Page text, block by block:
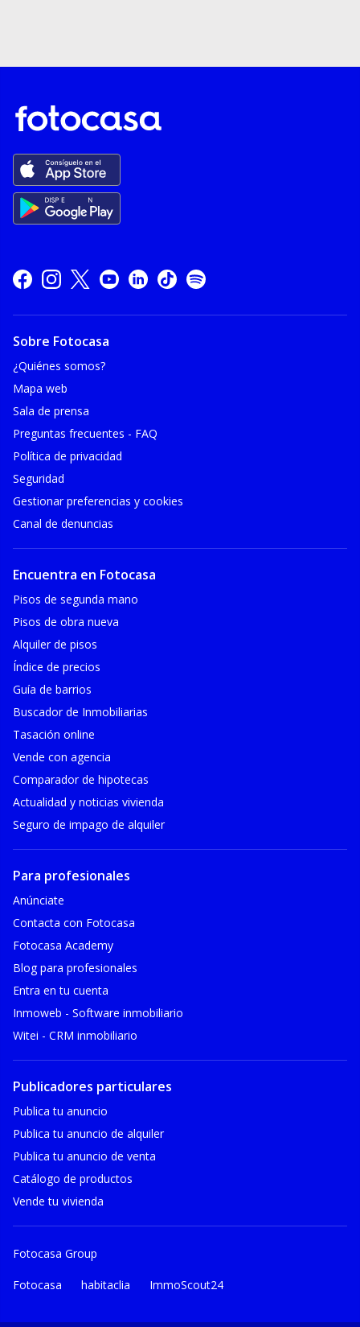
Sobre Fotocasa
¿Quiénes somos?
Mapa web
Sala de prensa
Preguntas frecuentes - FAQ
Política de privacidad
Seguridad
Gestionar preferencias y cookies
Canal de denuncias
Encuentra en Fotocasa
Pisos de segunda mano
Pisos de obra nueva
Alquiler de pisos
Índice de precios
Guía de barrios
Buscador de Inmobiliarias
Tasación online
Vende con agencia
Comparador de hipotecas
Actualidad y noticias vivienda
Seguro de impago de alquiler
Para profesionales
Anúnciate
Contacta con Fotocasa
Fotocasa Academy
Blog para profesionales
Entra en tu cuenta
Inmoweb - Software inmobiliario
Witei - CRM inmobiliario
Publicadores particulares
Publica tu anuncio
Publica tu anuncio de alquiler
Publica tu anuncio de venta
Catálogo de productos
Vende tu vivienda
Fotocasa Group
Fotocasa habitaclia ImmoScout24